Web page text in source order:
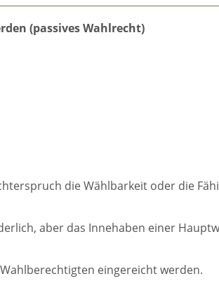
(passives Wahlrecht)
die Wählbarkeit oder die
aber das Innehaben einer
eingereicht werden.